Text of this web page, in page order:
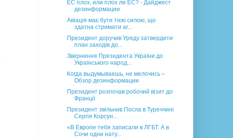
ЕС плох, или плох ли ЕС? - Дайджест
дезинформации
Авіація має бути тією силою, що
здатна стримати аг...
Президент доручив Уряду затвердити
план заходів до...
Звернення Президента України до
Українського народ...
Когда выдумываешь, не мелочись –
Обзор дезинформации
Президент розпочав робочий візит до
Франції
Президент звільнив Посла в Туреччині
Сергія Корсун...
«В Европе тебя записали в ЛГБТ. А в
Сочи одни нату...